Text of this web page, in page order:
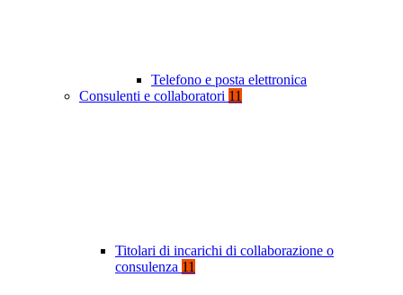
Telefono e posta elettronica
Consulenti e collaboratori 11
Titolari di incarichi di collaborazione o
consulenza 11